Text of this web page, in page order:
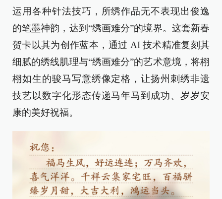
运用各种针法技巧，所绣作品无不表现出俊逸
的笔墨神韵，达到“绣画难分”的境界。这套新春
贺卡以其为创作蓝本，通过 AI 技术精准复刻其
细腻的绣线肌理与“绣画难分”的艺术意境，将栩
栩如生的骏马写意绣像定格，让扬州刺绣非遗
技艺以数字化形态传递马年马到成功、岁岁安
康的美好祝福。